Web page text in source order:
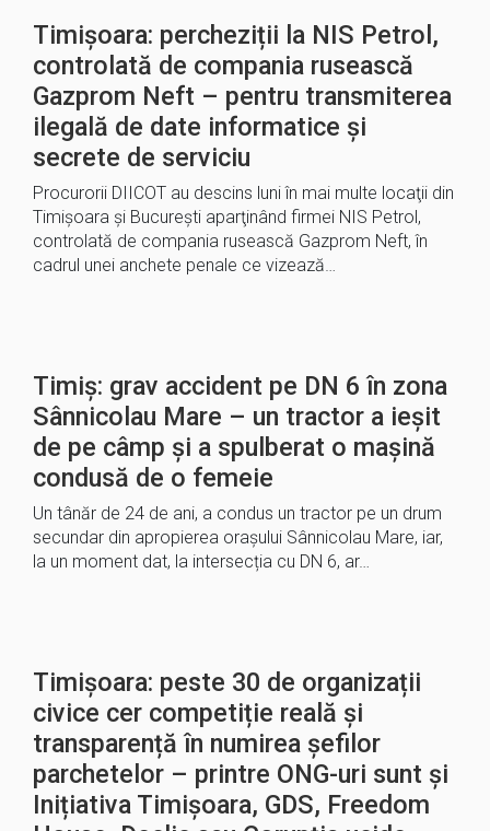
Timișoara: percheziții la NIS Petrol,
controlată de compania rusească
Gazprom Neft – pentru transmiterea
ilegală de date informatice şi
secrete de serviciu
Procurorii DIICOT au descins luni în mai multe locaţii din
Timişoara şi Bucureşti aparţinând firmei NIS Petrol,
controlată de compania rusească Gazprom Neft, în
cadrul unei anchete penale ce vizează…
Timiș: grav accident pe DN 6 în zona
Sânnicolau Mare – un tractor a ieșit
de pe câmp și a spulberat o mașină
condusă de o femeie
Un tânăr de 24 de ani, a condus un tractor pe un drum
secundar din apropierea orașului Sânnicolau Mare, iar,
la un moment dat, la intersecția cu DN 6, ar…
Timișoara: peste 30 de organizații
civice cer competiție reală și
transparență în numirea șefilor
parchetelor – printre ONG-uri sunt și
Inițiativa Timișoara, GDS, Freedom